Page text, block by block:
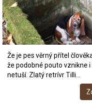
Že je pes věrný přítel
že podobné pouto vznikne
netuší. Zlatý retrívr Tilli…